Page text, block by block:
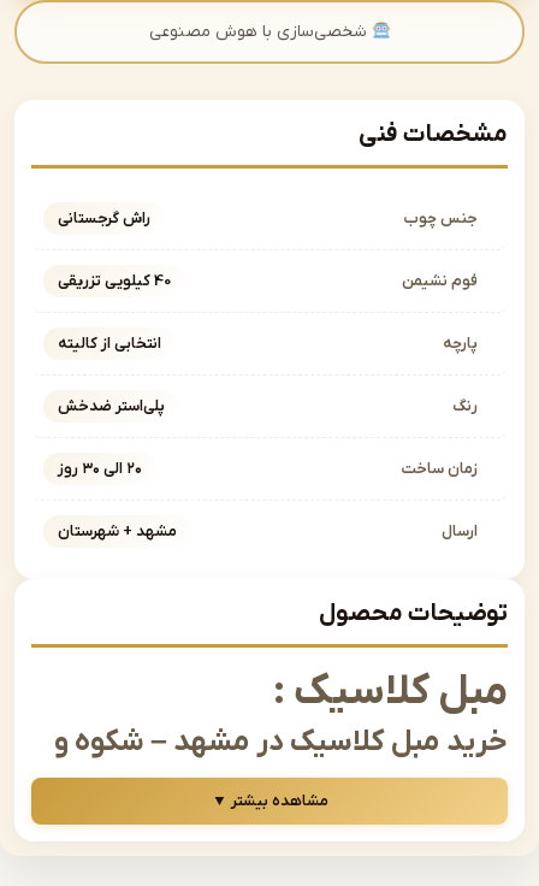
شخصی‌سازی با هوش مصنوعی
محصول
کلاسیک :
مبل کلاسیک در مشهد – شکوه و
در دکوراسیون شما
صحبت از زیبایی، اصالت و طراحی چشم‌نواز در دکوراسیون
مشاهده بیشتر ▼
فنی
جنس چوب راش گرجستانی
فوم نشیمن
انتخابی از کالیته
پلی‌استر ضدخش
زمان ساخت
مشهد + شهرستان